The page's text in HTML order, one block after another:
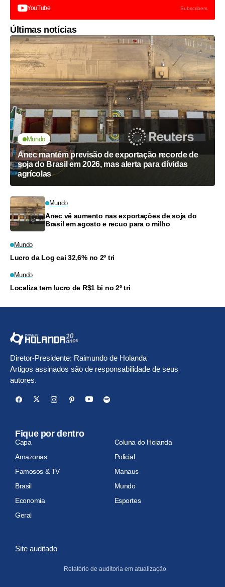
YouTube Subscribers
Últimas notícias
Mundo
Anec mantém previsão de exportação recorde de
soja do Brasil em 2026, mas alerta para dívidas
agrícolas
Mundo
Anec vê aumento nas exportações de soja do
Brasil em agosto e recuo para o milho
Mundo
Lucro da Log cai 32,6% no 2º tri
Mundo
Localiza tem lucro de R$1 bi no 2º tri
Diretor-Presidente: Raimundo de Holanda
Artigos assinados são de responsabilidade de seus
autores.
Fique por dentro
Capa
Coluna do Holanda
Amazonas
Policial
Famosos & TV
Manaus
Brasil
Mundo
Economia
Esportes
Geral
Site auditado
Relatório de auditoria em atualização